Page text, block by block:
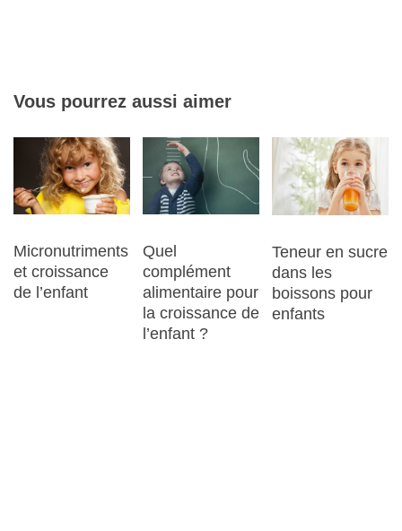
Vous pourrez aussi aimer
Micronutriments
et croissance
de l’enfant
Quel
complément
alimentaire pour
la croissance de
l’enfant ?
Teneur en sucre
dans les
boissons pour
enfants